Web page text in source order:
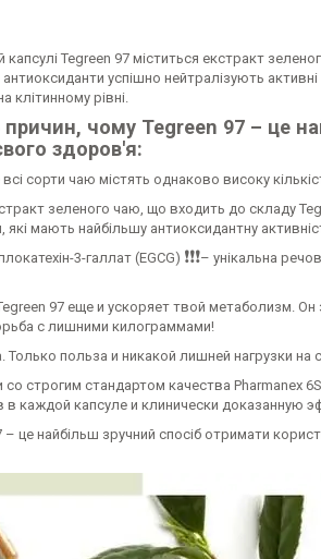
капсулі Tegreen 97 міститься екстракт
антиоксиданти успішно нейтралізують
клітинному рівні.
причин, чому Tegreen 97 – це
здоров'я:
сорти чаю містять однаково високу
зеленого чаю, що входить до складу
які мають найбільшу антиоксидантну
3-галлат (EGCG) ❗️❗️❗️– унікальна
97 еще и ускоряет твой метаболизм.
с лишними килограммами!
Только польза и никакой лишней нагрузки на
со строгим стандартом качества Pharmanex
каждой капсуле и клинически доказанную
це найбільш зручний спосіб отримати